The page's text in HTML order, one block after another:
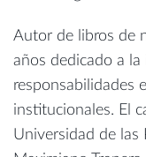
Autor de libros de
años dedicado a
responsabilidades
institucionales. El
Universidad de las